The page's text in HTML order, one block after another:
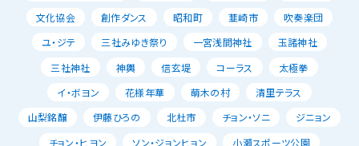
文化協会
創作ダンス 昭和町 韮崎市
吹奏楽団
ユ・ジテ
三社みゆき祭り 一宮浅間神社
玉諸神社
三社神社
神輿 信玄堤 コーラス
太極拳
イ・ボヨン
花様年華 萌木の村
清里テラス
山梨銘醸
伊藤ひろの 北杜市 チョン・ソニ
ジニョン
チョン・ヒヨン
ソン・ジョンヒョン 小瀬スポーツ公園